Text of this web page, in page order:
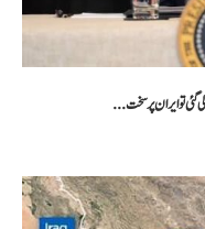
گئی تو ایران پر سخت...